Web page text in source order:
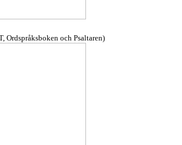
Ordspråksboken och Psaltaren)